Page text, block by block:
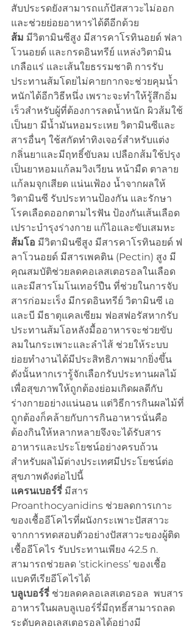
สับประรดยังสามารถแก้ปัสสาวะไม่ออก
และช่วยย่อยอาหารได้ดีอีกด้วย
ส้ม มีวิตามินซีสูง มีสารคาโรทินอยด์ ฟลา
โวนอยด์ และกรดอินทรีย์ แหล่งวิตามิน
เกลือแร่ และเส้นใยธรรมชาติ การรับ
ประทานส้มโดยไม่คายกากจะช่วยคุมน้ำ
หนักได้อีกวิธีหนึ่ง เพราะจะทำให้รู้สึกอิ่ม
เร็วสำหรับผู้ที่ต้องการลดน้ำหนัก ผิวส้มใช้
เป็นยา มีน้ำมันหอมระเหย วิตามินซีและ
สารอื่นๆ ใช้สกัดทำทิงเจอร์สำหรับแต่ง
กลิ่นยาและมีฤทธิ์ขับลม เปลือกส้มใช้ปรุง
เป็นยาหอมแก้ลมวิงเวียน หน้ามืด ตาลาย
แก้ลมจุกเสียด แน่นเฟ้อง น้ำจากผลให้
วิตามินซี รับประทานป้องกัน และรักษา
โรคเลือดออกตามไรฟัน ป้องกันเส้นเลือด
เปราะบำรุงร่างกาย แก้ไอและขับเสมหะ
ส้มโอ มีวิตามินซีสูง มีสารคาโรทินอยด์ ฟ
ลาโวนอยด์ มีสารเพคติน (Pectin) สูง มี
คุณสมบัติช่วยลดคอเลสเตอรอลในเลือด
และมีสารโมโนเทอร์ปืน ที่ช่วยในการจับ
สารก่อมะเร็ง มีกรดอินทรีย์ วิตามินซี เอ
และบี มีธาตุแคลเซียม ฟอสฟอรัสหากรับ
ประทานส้มโอหลังมื้ออาหารจะช่วยขับ
ลมในกระเพาะและลำไส้ ช่วยให้ระบบ
ย่อยทำงานได้มีประสิทธิภาพมากยิ่งขึ้น
ดังนั้นหากเรารู้จักเลือกรับประทานผลไม้
เพื่อสุขภาพให้ถูกต้องย่อมเกิดผลดีกับ
ร่างกายอย่างแน่นอน แต่วิธีการกินผลไม้ที่
ถูกต้องก็คล้ายกับการกินอาหารนั่นคือ
ต้องกินให้หลากหลายจึงจะได้รับสาร
อาหารและประโยชน์อย่างครบถ้วน
สำหรับผลไม้ต่างประเทศมีประโยชน์ต่อ
สุขภาพดังต่อไปนี้
แครนเบอร์รี่ มีสาร
Proanthocyanidins ช่วยลดการเกาะ
ของเชื้ออีโคไรที่ผนังกระเพาะปัสสาวะ
จากการทดสอบตัวอย่างปัสสาวะของผู้ติด
เชื้ออีโคไร รับประทานเพียง 42.5 ก.
สามารถช่วยลด ‘stickiness’ ของเชื้อ
แบคทีเรียอีโคไรได้
บลูเบอร์รี่ ช่วยลดคลอเลสเตอรอล  พบสาร
อาหารในผลบลูเบอร์รี่มีฤทธิ์สามารถลด
ระดับคลอเลสเตอรอลได้อย่างมี